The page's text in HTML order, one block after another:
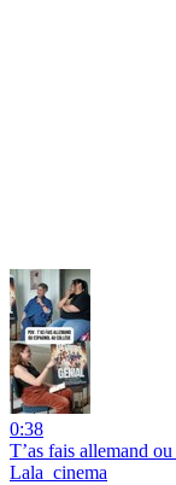
0:38
T’as fais allemand
Lala_cinema